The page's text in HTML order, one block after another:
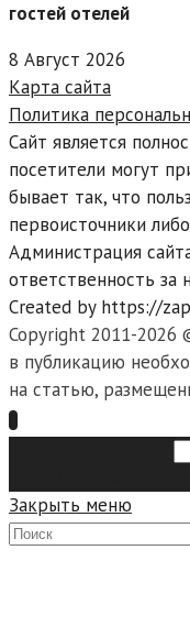
гостей отелей
8 Август 2026
Карта сайта
Политика
Сайт является
посетители могут
бывает так, что
первоисточники
Администрация
ответственность за
Created by https://
Copyright 2011-2026
в публикацию
на статью,
Закрыть меню